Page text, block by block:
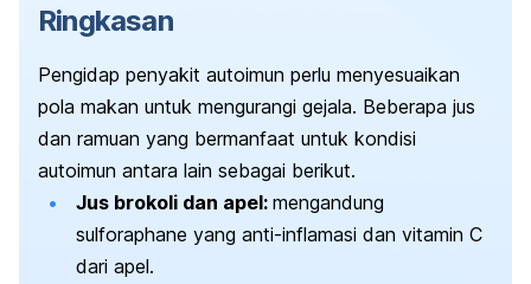
Ringkasan
Pengidap penyakit autoimun perlu menyesuaikan
pola makan untuk mengurangi gejala. Beberapa jus
dan ramuan yang bermanfaat untuk kondisi
autoimun antara lain sebagai berikut.
Jus brokoli dan apel: mengandung
sulforaphane yang anti-inflamasi dan vitamin C
dari apel.